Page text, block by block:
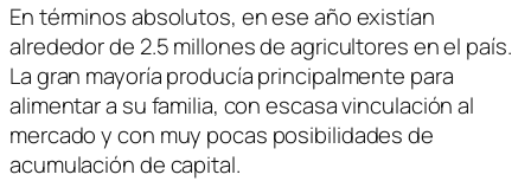
En términos absolutos, en ese año existían
alrededor de 2.5 millones de agricultores en el país.
La gran mayoría producía principalmente para
alimentar a su familia, con escasa vinculación al
mercado y con muy pocas posibilidades de
acumulación de capital.